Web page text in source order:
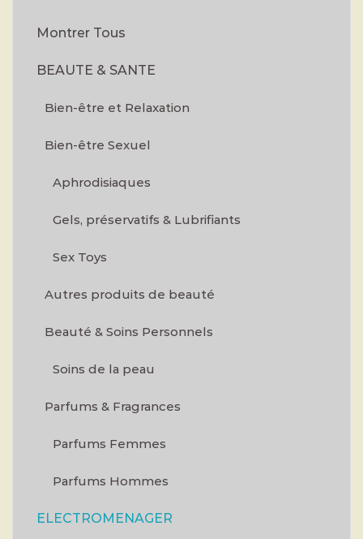
Montrer Tous
BEAUTE & SANTE
Bien-être et Relaxation
Bien-être Sexuel
Aphrodisiaques
Gels, préservatifs & Lubrifiants
Sex Toys
Autres produits de beauté
Beauté & Soins Personnels
Soins de la peau
Parfums & Fragrances
Parfums Femmes
Parfums Hommes
ELECTROMENAGER